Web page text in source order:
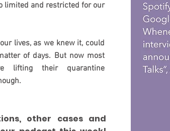
limited and restricted for our
lives, as we knew it, could
of days. But now most
lifting their quarantine
other cases and